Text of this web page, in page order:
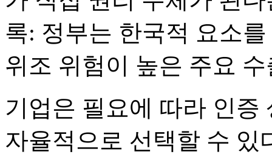
록: 정부는 한국적 요소
위조 위험이 높은 주요
기업은 필요에 따라 인증
자율적으로 선택할 수 있